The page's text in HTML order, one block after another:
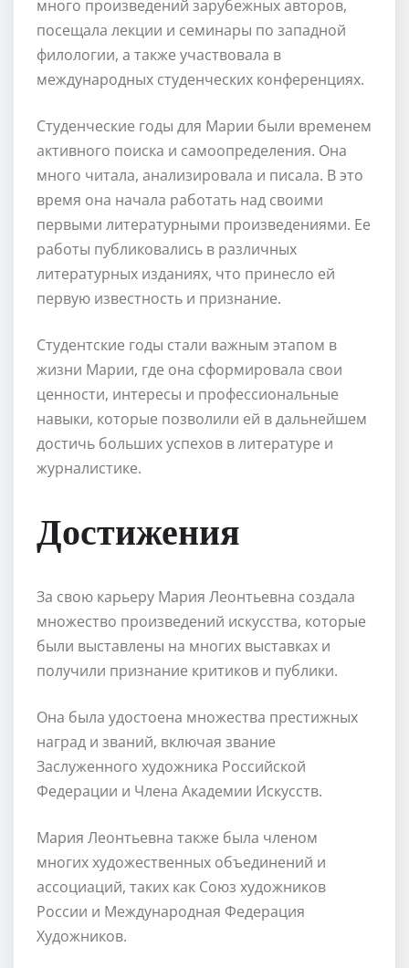
много произведений зарубежных авторов,
посещала лекции и семинары по западной
филологии, а также участвовала в
международных студенческих конференциях.
Студенческие годы для Марии были временем
активного поиска и самоопределения. Она
много читала, анализировала и писала. В это
время она начала работать над своими
первыми литературными произведениями. Ее
работы публиковались в различных
литературных изданиях, что принесло ей
первую известность и признание.
Студентские годы стали важным этапом в
жизни Марии, где она сформировала свои
ценности, интересы и профессиональные
навыки, которые позволили ей в дальнейшем
достичь больших успехов в литературе и
журналистике.
Достижения
За свою карьеру Мария Леонтьевна создала
множество произведений искусства, которые
были выставлены на многих выставках и
получили признание критиков и публики.
Она была удостоена множества престижных
наград и званий, включая звание
Заслуженного художника Российской
Федерации и Члена Академии Искусств.
Мария Леонтьевна также была членом
многих художественных объединений и
ассоциаций, таких как Союз художников
России и Международная Федерация
Художников.